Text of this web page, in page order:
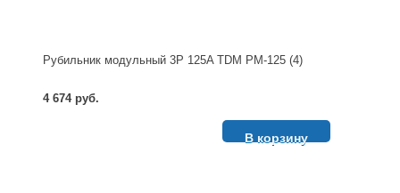
Рубильник модульный 3P 125A TDM РМ-125 (4)
4 674 руб.
В корзину